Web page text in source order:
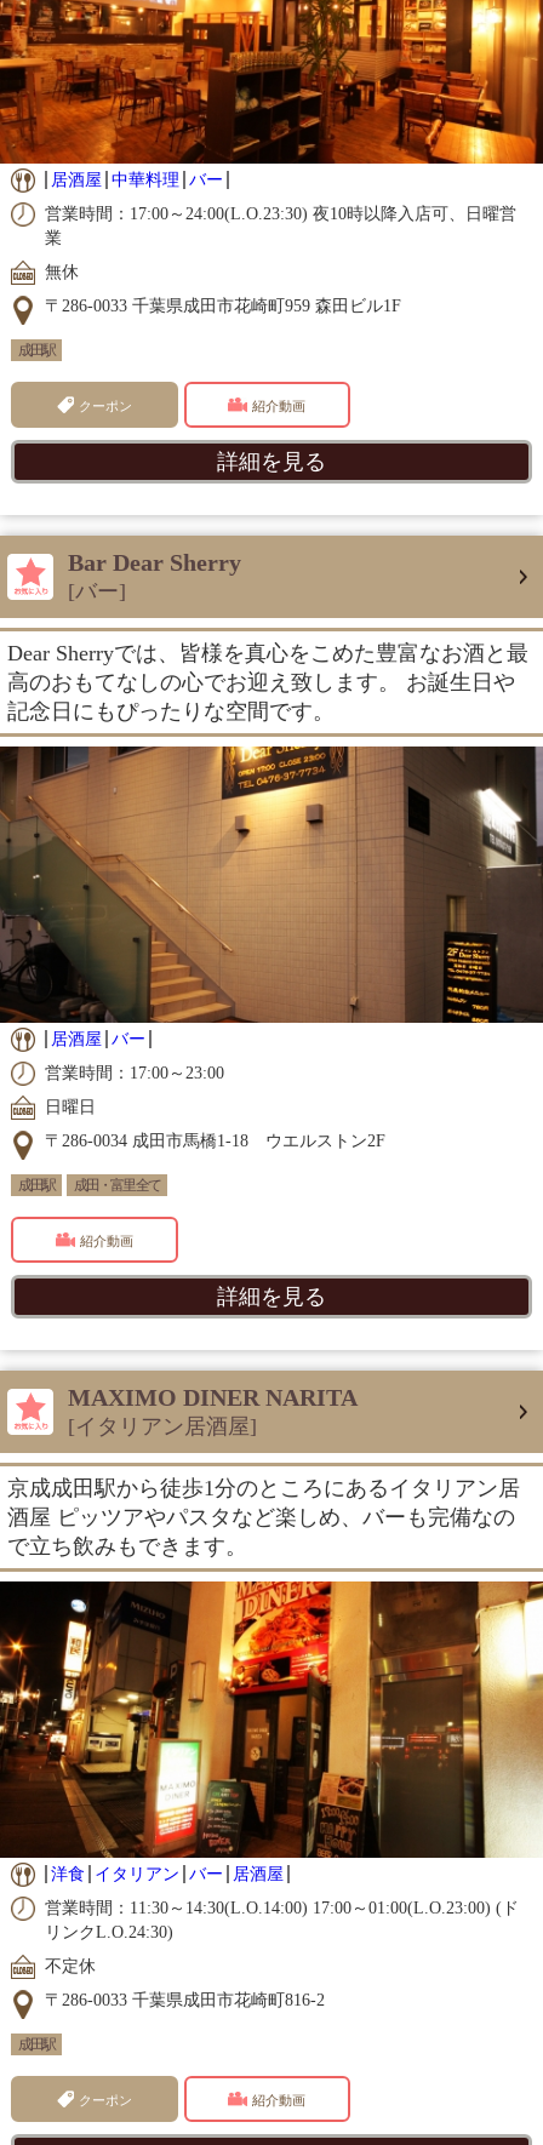
居酒屋 中華料理 バー
営業時間：17:00～24:00(L.O.23:30) 夜10時以降入店可、日曜営
業
無休
〒286-0033 千葉県成田市花崎町959 森田ビル1F
成田駅
クーポン 紹介動画
詳細を見る
Bar Dear Sherry
[バー]
Dear Sherryでは、皆様を真心をこめた豊富なお酒と最
高のおもてなしの心でお迎え致します。 お誕生日や
記念日にもぴったりな空間です。
居酒屋 バー
営業時間：17:00～23:00
日曜日
〒286-0034 成田市馬橋1-18 ウエルストン2F
成田駅 成田・富里 全て
紹介動画
詳細を見る
MAXIMO DINER NARITA
[イタリアン居酒屋]
京成成田駅から徒歩1分のところにあるイタリアン居
酒屋 ピッツアやパスタなど楽しめ、バーも完備なの
で立ち飲みもできます。
洋食 イタリアン バー
居酒屋
営業時間：11:30～14:30(L.O.14:00) 17:00～01:00(L.O.23:00) (ド
リンクL.O.24:30)
不定休
〒286-0033 千葉県成田市花崎町816-2
成田駅
クーポン 紹介動画